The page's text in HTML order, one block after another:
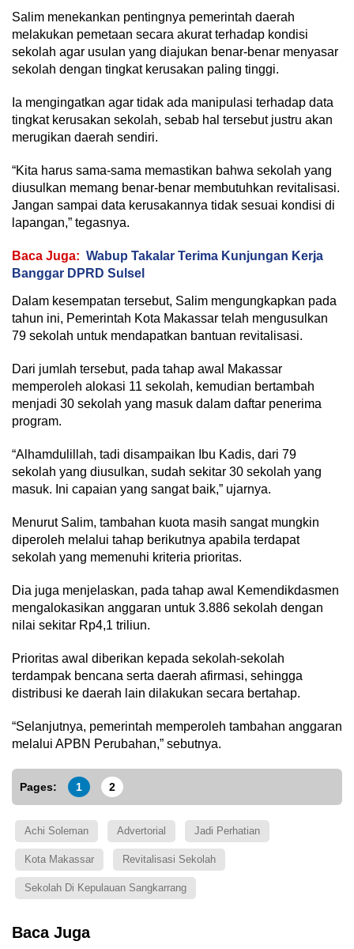
Salim menekankan pentingnya pemerintah daerah
melakukan pemetaan secara akurat terhadap kondisi
sekolah agar usulan yang diajukan benar-benar menyasar
sekolah dengan tingkat kerusakan paling tinggi.
Ia mengingatkan agar tidak ada manipulasi terhadap data
tingkat kerusakan sekolah, sebab hal tersebut justru akan
merugikan daerah sendiri.
“Kita harus sama-sama memastikan bahwa sekolah yang
diusulkan memang benar-benar membutuhkan revitalisasi.
Jangan sampai data kerusakannya tidak sesuai kondisi di
lapangan,” tegasnya.
Baca Juga: Wabup Takalar Terima Kunjungan Kerja
Banggar DPRD Sulsel
Dalam kesempatan tersebut, Salim mengungkapkan pada
tahun ini, Pemerintah Kota Makassar telah mengusulkan
79 sekolah untuk mendapatkan bantuan revitalisasi.
Dari jumlah tersebut, pada tahap awal Makassar
memperoleh alokasi 11 sekolah, kemudian bertambah
menjadi 30 sekolah yang masuk dalam daftar penerima
program.
“Alhamdulillah, tadi disampaikan Ibu Kadis, dari 79
sekolah yang diusulkan, sudah sekitar 30 sekolah yang
masuk. Ini capaian yang sangat baik,” ujarnya.
Menurut Salim, tambahan kuota masih sangat mungkin
diperoleh melalui tahap berikutnya apabila terdapat
sekolah yang memenuhi kriteria prioritas.
Dia juga menjelaskan, pada tahap awal Kemendikdasmen
mengalokasikan anggaran untuk 3.886 sekolah dengan
nilai sekitar Rp4,1 triliun.
Prioritas awal diberikan kepada sekolah-sekolah
terdampak bencana serta daerah afirmasi, sehingga
distribusi ke daerah lain dilakukan secara bertahap.
“Selanjutnya, pemerintah memperoleh tambahan anggaran
melalui APBN Perubahan,” sebutnya.
Pages: 1 2
Achi Soleman Advertorial Jadi Perhatian
Kota Makassar Revitalisasi Sekolah
Sekolah Di Kepulauan Sangkarrang
Baca Juga